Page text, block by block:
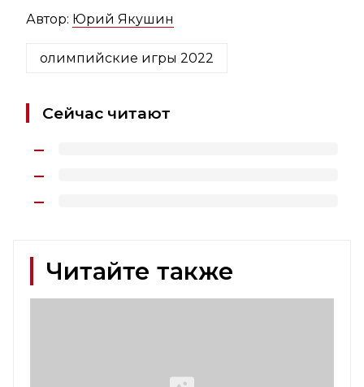
Автор: Юрий Якушин
олимпийские игры 2022
Сейчас читают
Читайте также